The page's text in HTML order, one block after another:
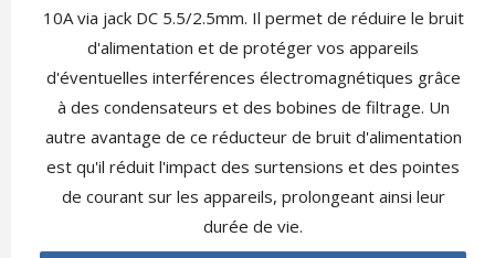
10A via jack DC 5.5/2.5mm. Il permet de réduire le bruit
d'alimentation et de protéger vos appareils
d'éventuelles interférences électromagnétiques grâce
à des condensateurs et des bobines de filtrage. Un
autre avantage de ce réducteur de bruit d'alimentation
est qu'il réduit l'impact des surtensions et des pointes
de courant sur les appareils, prolongeant ainsi leur
durée de vie.